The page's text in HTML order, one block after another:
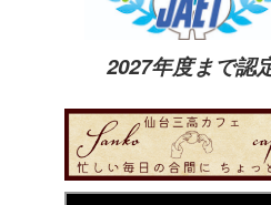
2027年度まで認